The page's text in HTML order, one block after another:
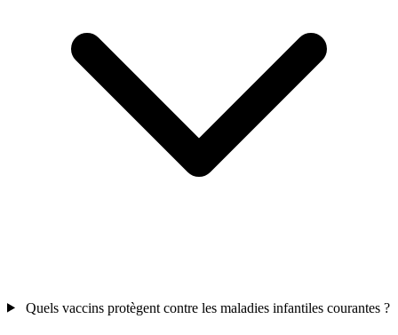
Quels vaccins protègent contre les maladies infantiles courantes ?